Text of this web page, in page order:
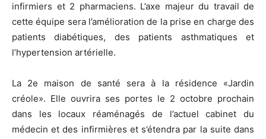
infirmiers et 2 pharmaciens. L’axe majeur du travail de
cette équipe sera l’amélioration de la prise en charge des
patients diabétiques, des patients asthmatiques et
l’hypertension artérielle.
La 2e maison de santé sera à la résidence «Jardin
créole». Elle ouvrira ses portes le 2 octobre prochain
dans les locaux réaménagés de l’actuel cabinet du
médecin et des infirmières et s’étendra par la suite dans